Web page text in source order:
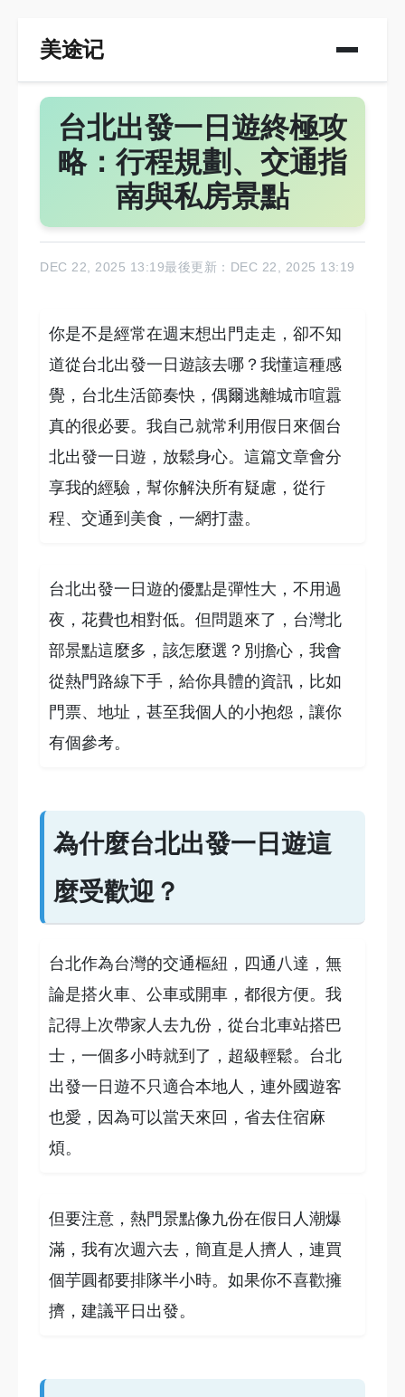
美途记
台北出發一日遊終極攻
略：行程規劃、交通指
南與私房景點
DEC 22, 2025 13:19最後更新：DEC 22, 2025 13:19
你是不是經常在週末想出門走走，卻不知
道從台北出發一日遊該去哪？我懂這種感
覺，台北生活節奏快，偶爾逃離城市喧囂
真的很必要。我自己就常利用假日來個台
北出發一日遊，放鬆身心。這篇文章會分
享我的經驗，幫你解決所有疑慮，從行
程、交通到美食，一網打盡。
台北出發一日遊的優點是彈性大，不用過
夜，花費也相對低。但問題來了，台灣北
部景點這麼多，該怎麼選？別擔心，我會
從熱門路線下手，給你具體的資訊，比如
門票、地址，甚至我個人的小抱怨，讓你
有個參考。
為什麼台北出發一日遊這
麼受歡迎？
台北作為台灣的交通樞紐，四通八達，無
論是搭火車、公車或開車，都很方便。我
記得上次帶家人去九份，從台北車站搭巴
士，一個多小時就到了，超級輕鬆。台北
出發一日遊不只適合本地人，連外國遊客
也愛，因為可以當天來回，省去住宿麻
煩。
但要注意，熱門景點像九份在假日人潮爆
滿，我有次週六去，簡直是人擠人，連買
個芋圓都要排隊半小時。如果你不喜歡擁
擠，建議平日出發。